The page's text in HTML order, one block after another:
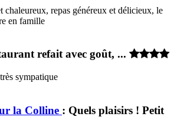
chaleureux, repas généreux et délicieux, le
en famille
refait avec goût, ...
sympatique
la Colline : Quels plaisirs ! Petit